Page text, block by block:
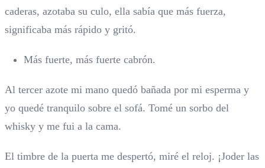
caderas, azotaba su culo, ella sabía que más fuerza,
significaba más rápido y gritó.
Más fuerte, más fuerte cabrón.
Al tercer azote mi mano quedó bañada por mi esperma y
yo quedé tranquilo sobre el sofá. Tomé un sorbo del
whisky y me fui a la cama.
El timbre de la puerta me despertó, miré el reloj. ¡Joder las